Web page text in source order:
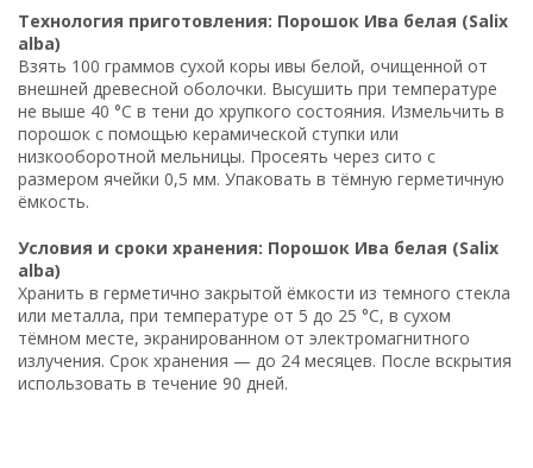
Технология приготовления: Порошок Ива белая (Salix
alba)
Взять 100 граммов сухой коры ивы белой, очищенной от
внешней древесной оболочки. Высушить при температуре
не выше 40 °C в тени до хрупкого состояния. Измельчить в
порошок с помощью керамической ступки или
низкооборотной мельницы. Просеять через сито с
размером ячейки 0,5 мм. Упаковать в тёмную герметичную
ёмкость.
Условия и сроки хранения: Порошок Ива белая (Salix
alba)
Хранить в герметично закрытой ёмкости из темного стекла
или металла, при температуре от 5 до 25 °C, в сухом
тёмном месте, экранированном от электромагнитного
излучения. Срок хранения — до 24 месяцев. После вскрытия
использовать в течение 90 дней.